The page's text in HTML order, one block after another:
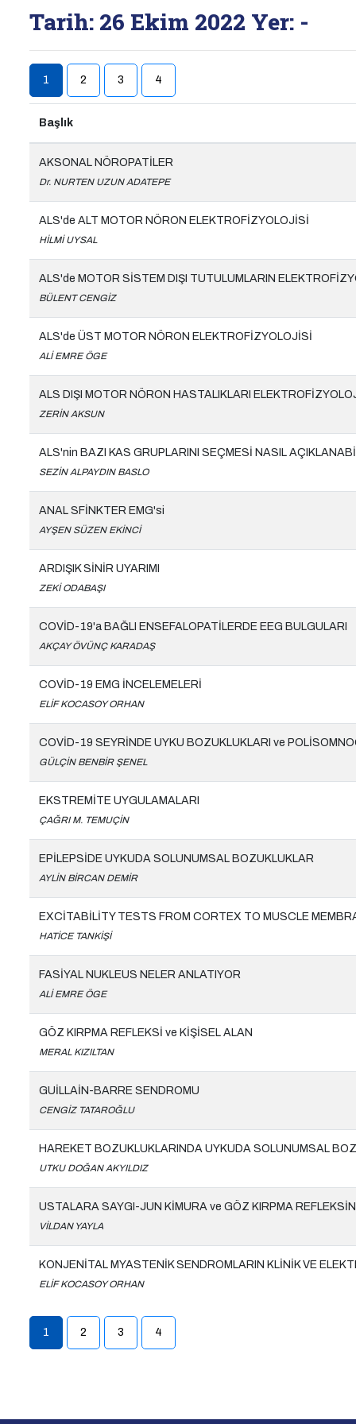
Tarih: 26 Ekim 2022 Yer: -
1
(current)
2 3 4
Başlık
AKSONAL NÖROPATİLER
Dr. NURTEN UZUN ADATEPE
ALS'de ALT MOTOR NÖRON ELEKTROFİZYOLOJİSİ
HİLMİ UYSAL
ALS'de MOTOR SİSTEM DIŞI TUTULUMLARIN
BÜLENT CENGİZ
ALS'de ÜST MOTOR NÖRON ELEKTROFİZYOLOJİSİ
ALİ EMRE ÖGE
ALS DIŞI MOTOR NÖRON HASTALIKLARI
ZERİN AKSUN
ALS'nin BAZI KAS GRUPLARINI SEÇMESİ NASIL
SEZİN ALPAYDIN BASLO
ANAL SFİNKTER EMG'si
AYŞEN SÜZEN EKİNCİ
ARDIŞIK SİNİR UYARIMI
ZEKİ ODABAŞI
COVİD-19'a BAĞLI ENSEFALOPATİLERDE EEG BULGULARI
AKÇAY ÖVÜNÇ KARADAŞ
COVİD-19 EMG İNCELEMELERİ
ELİF KOCASOY ORHAN
COVİD-19 SEYRİNDE UYKU BOZUKLUKLARI ve
GÜLÇİN BENBİR ŞENEL
EKSTREMİTE UYGULAMALARI
ÇAĞRI M. TEMUÇİN
EPİLEPSİDE UYKUDA SOLUNUMSAL BOZUKLUKLAR
AYLİN BİRCAN DEMİR
EXCİTABİLİTY TESTS FROM CORTEX TO MUSCLE
HATİCE TANKİŞİ
FASİYAL NUKLEUS NELER ANLATIYOR
ALİ EMRE ÖGE
GÖZ KIRPMA REFLEKSİ ve KİŞİSEL ALAN
MERAL KIZILTAN
GUİLLAİN-BARRE SENDROMU
CENGİZ TATAROĞLU
HAREKET BOZUKLUKLARINDA UYKUDA SOLUNUMSAL
UTKU DOĞAN AKYILDIZ
USTALARA SAYGI-JUN KİMURA ve GÖZ KIRPMA
VİLDAN YAYLA
KONJENİTAL MYASTENİK SENDROMLARIN KLİNİK VE
ELİF KOCASOY ORHAN
1
(current)
2 3 4